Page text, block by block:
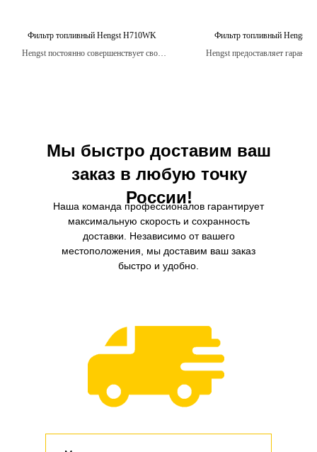
Фильтр топливный Hengst H710WK
Hengst постоянно совершенствует свои
Фильтр топливный Hengst
Hengst предоставляет
Мы быстро доставим ваш
заказ в любую точку
России!
Наша команда профессионалов гарантирует
максимальную скорость и сохранность
доставки. Независимо от вашего
местоположения, мы доставим ваш заказ
быстро и удобно.